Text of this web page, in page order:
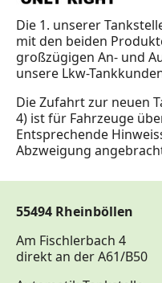
Die 1. unserer
mit den beiden
großzügigen An- und
unsere Lkw-
Die Zufahrt zur neuen
4) ist für Fahrzeuge
Entsprechende
Abzweigung
55494 Rheinböllen
Am Fischlerbach 4
direkt an der A61/B50